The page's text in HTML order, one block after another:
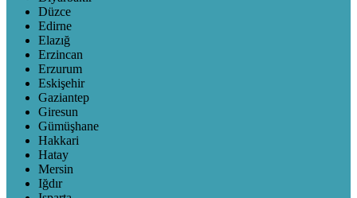
Düzce
Edirne
Elazığ
Erzincan
Erzurum
Eskişehir
Gaziantep
Giresun
Gümüşhane
Hakkari
Hatay
Mersin
Iğdır